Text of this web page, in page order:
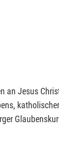
an Jesus